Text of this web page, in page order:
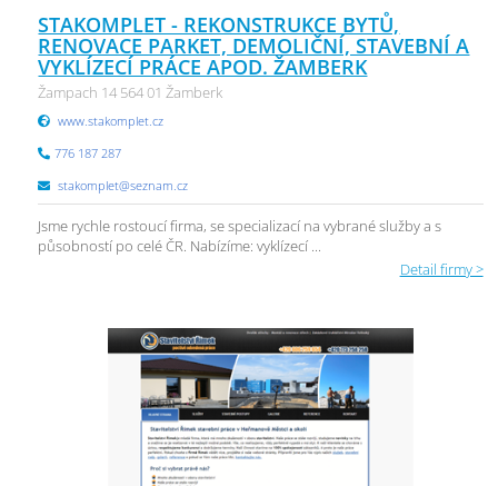
STAKOMPLET - REKONSTRUKCE BYTŮ,
RENOVACE PARKET, DEMOLIČNÍ, STAVEBNÍ A
VYKLÍZECÍ PRÁCE APOD. ŽAMBERK
Žampach 14 564 01 Žamberk
www.stakomplet.cz
776 187 287
stakomplet@seznam.cz
Jsme rychle rostoucí firma, se specializací na vybrané služby a s
působností po celé ČR. Nabízíme: vyklízecí ...
Detail firmy >